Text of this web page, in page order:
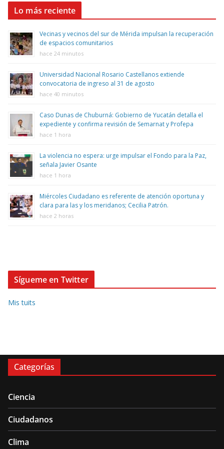
Lo más reciente
Vecinas y vecinos del sur de Mérida impulsan la recuperación
de espacios comunitarios
hace 24 minutos
Universidad Nacional Rosario Castellanos extiende
convocatoria de ingreso al 31 de agosto
hace 40 minutos
Caso Dunas de Chuburná: Gobierno de Yucatán detalla el
expediente y confirma revisión de Semarnat y Profepa
hace 1 hora
La violencia no espera: urge impulsar el Fondo para la Paz,
señala Javier Osante
hace 1 hora
Miércoles Ciudadano es referente de atención oportuna y
clara para las y los meridanos; Cecilia Patrón.
hace 2 horas
Sígueme en Twitter
Mis tuits
Categorías
Ciencia
Ciudadanos
Clima